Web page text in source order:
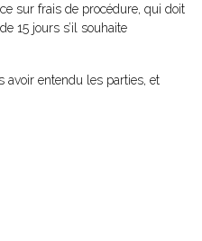
sur frais de procédure, qui doit
15 jours s’il souhaite
avoir entendu les parties, et